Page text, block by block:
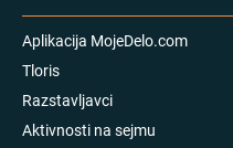
Aplikacija MojeDelo.com
Tloris
Razstavljavci
Aktivnosti na sejmu